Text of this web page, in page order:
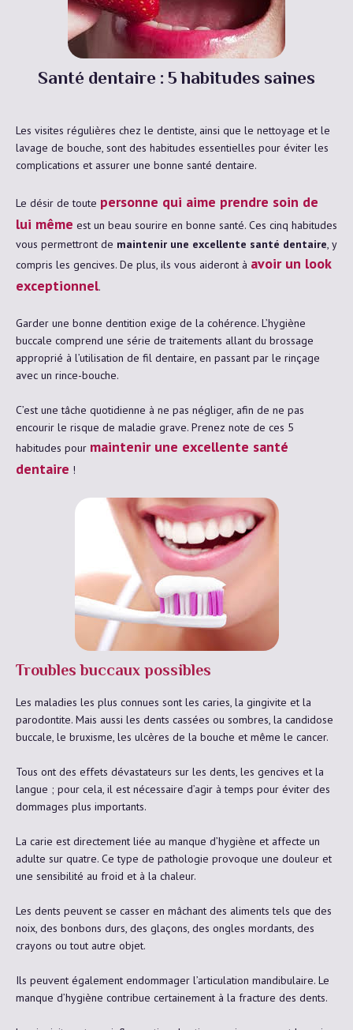
Santé dentaire : 5 habitudes saines
Les visites régulières chez le dentiste, ainsi que le nettoyage et le
lavage de bouche, sont des habitudes essentielles pour éviter les
complications et assurer une bonne santé dentaire.
Le désir de toute personne qui aime prendre soin de
lui même est un beau sourire en bonne santé. Ces cinq habitudes
vous permettront de maintenir une excellente santé dentaire, y
compris les gencives. De plus, ils vous aideront à avoir un look
exceptionnel.
Garder une bonne dentition exige de la cohérence. L’hygiène
buccale comprend une série de traitements allant du brossage
approprié à l’utilisation de fil dentaire, en passant par le rinçage
avec un rince-bouche.
C’est une tâche quotidienne à ne pas négliger, afin de ne pas
encourir le risque de maladie grave. Prenez note de ces 5
habitudes pour maintenir une excellente santé
dentaire !
Troubles buccaux possibles
Les maladies les plus connues sont les caries, la gingivite et la
parodontite. Mais aussi les dents cassées ou sombres, la candidose
buccale, le bruxisme, les ulcères de la bouche et même le cancer.
Tous ont des effets dévastateurs sur les dents, les gencives et la
langue ; pour cela, il est nécessaire d’agir à temps pour éviter des
dommages plus importants.
La carie est directement liée au manque d’hygiène et affecte un
adulte sur quatre. Ce type de pathologie provoque une douleur et
une sensibilité au froid et à la chaleur.
Les dents peuvent se casser en mâchant des aliments tels que des
noix, des bonbons durs, des glaçons, des ongles mordants, des
crayons ou tout autre objet.
Ils peuvent également endommager l’articulation mandibulaire. Le
manque d’hygiène contribue certainement à la fracture des dents.